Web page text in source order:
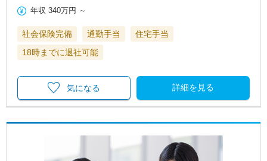
年収 340万円 ～
社会保険完備 通勤手当
住宅手当
18時までに退社可能
詳細を見る
気になる